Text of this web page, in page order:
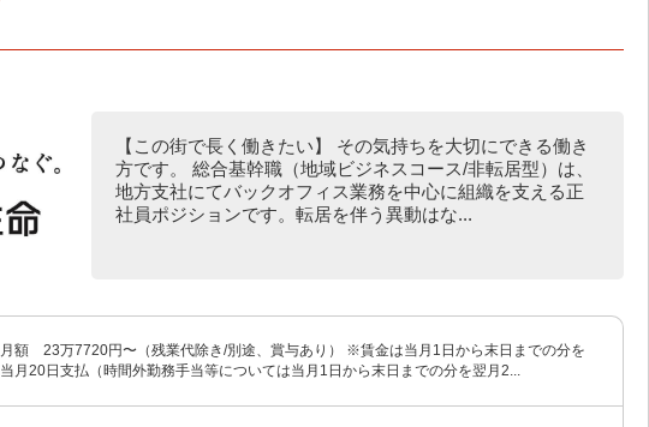
【この街で長く働きたい】 その気持ちを大切にできる働き
方です。 総合基幹職（地域ビジネスコース/非転居型）は、
地方支社にてバックオフィス業務を中心に組織を支える正
社員ポジションです。転居を伴う異動はな...
月額 23万7720円〜（残業代除き/別途、賞与あり） ※賃金は当月1日から末日までの分を
当月20日支払（時間外勤務手当等については当月1日から末日までの分を翌月2...